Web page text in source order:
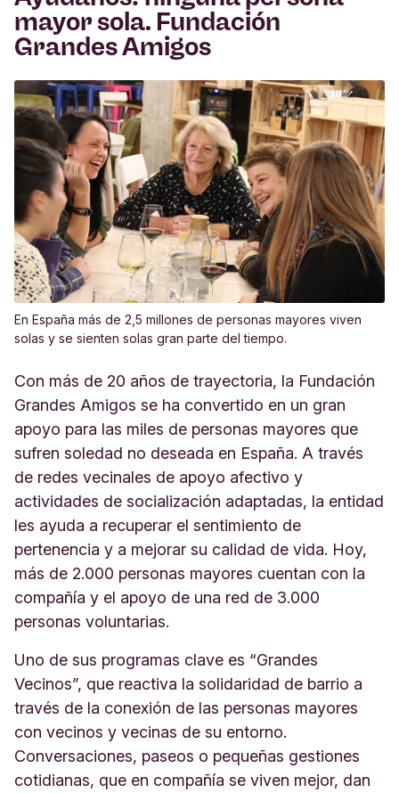
mayor sola. Fundación
Grandes Amigos
En España más de 2,5 millones de personas mayores viven
solas y se sienten solas gran parte del tiempo.
Con más de 20 años de trayectoria, la Fundación
Grandes Amigos se ha convertido en un gran
apoyo para las miles de personas mayores que
sufren soledad no deseada en España. A través
de redes vecinales de apoyo afectivo y
actividades de socialización adaptadas, la entidad
les ayuda a recuperar el sentimiento de
pertenencia y a mejorar su calidad de vida. Hoy,
más de 2.000 personas mayores cuentan con la
compañía y el apoyo de una red de 3.000
personas voluntarias.
Uno de sus programas clave es “Grandes
Vecinos”, que reactiva la solidaridad de barrio a
través de la conexión de las personas mayores
con vecinos y vecinas de su entorno.
Conversaciones, paseos o pequeñas gestiones
cotidianas, que en compañía se viven mejor, dan